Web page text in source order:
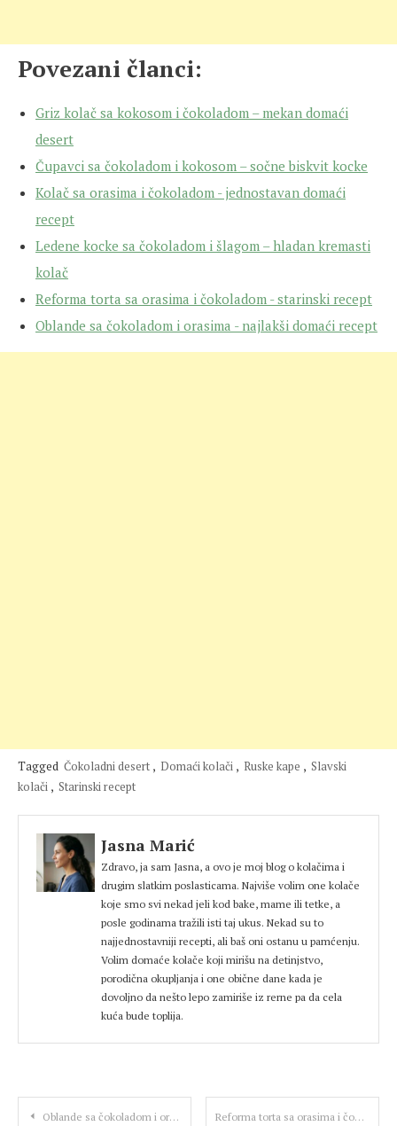
Povezani članci:
Griz kolač sa kokosom i čokoladom – mekan domaći
desert
Čupavci sa čokoladom i kokosom – sočne biskvit kocke
Kolač sa orasima i čokoladom - jednostavan domaći
recept
Ledene kocke sa čokoladom i šlagom – hladan kremasti
kolač
Reforma torta sa orasima i čokoladom - starinski recept
Oblande sa čokoladom i orasima - najlakši domaći recept
Tagged Čokoladni desert , Domaći kolači , Ruske kape , Slavski
kolači , Starinski recept
Jasna Marić
Zdravo, ja sam Jasna, a ovo je moj blog o kolačima i
drugim slatkim poslasticama. Najviše volim one kolače
koje smo svi nekad jeli kod bake, mame ili tetke, a
posle godinama tražili isti taj ukus. Nekad su to
najjednostavniji recepti, ali baš oni ostanu u pamćenju.
Volim domaće kolače koji mirišu na detinjstvo,
porodična okupljanja i one obične dane kada je
dovoljno da nešto lepo zamiriše iz rerne pa da cela
kuća bude toplija.
Kretanje
Oblande sa čokoladom i orasima – najlakši domaći recept Reforma torta sa orasima i čokoladom – starinski recept